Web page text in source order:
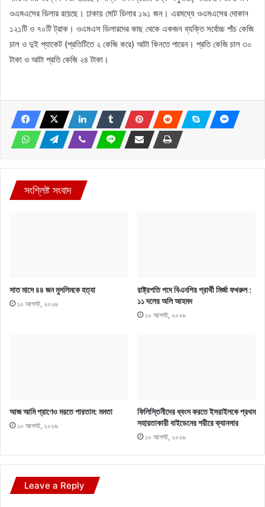
ওএমএসের ডিলার রয়েছে। ঢাকায় মোট ডিলার ১৯১ জন। এরমধ্যে ওএমএসের দোকান
১২১টি ও ৭০টি ট্রাক। ওএমএস ডিলারদের কাছ থেকে একজন ব্যক্তি সর্বোচ্চ পাঁচ কেজি
চাল ও দুই প্যাকেট (প্রতিটিতে ২ কেজি করে) আটা কিনতে পারেন। প্রতি কেজি চাল ৩০
টাকা ও আটা প্রতি কেজি ২৪ টাকা।
সংশ্লিষ্ট সংবাদ
সাত মাসে ৪৪ জন মুসলিমকে হত্যা
১০ আগস্ট, ২০২৬
রাষ্ট্রপতি পদে বিএনপির প্রার্থী মির্জা ফখরুল :
১১ দলের অলি আহমদ
১০ আগস্ট, ২০২৬
আজ আমি প্রাণেও মরতে পারতাম: মমতা
১০ আগস্ট, ২০২৬
ফিলিস্তিনীদের ধ্বংস করতে ইসরাইলকে প্রথম
সহায়তাকারী বাইডেনের শরীরে ক্যানসার
১০ আগস্ট, ২০২৬
Leave a Reply